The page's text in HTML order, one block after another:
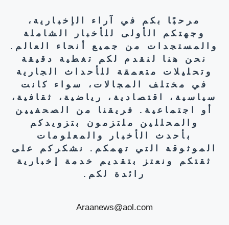
مرحبًا بكم في آراء الإخبارية،
وجهتكم الأولى للأخبار الشاملة
والمستجدات من جميع أنحاء العالم.
نحن هنا لنقدم لكم تغطية دقيقة
وتحليلات متعمقة للأحداث الجارية
في مختلف المجالات، سواء كانت
سياسية، اقتصادية، رياضية، ثقافية،
أو اجتماعية. فريقنا من الصحفيين
والمحللين ملتزمون بتزويدكم
بأحدث الأخبار والمعلومات
الموثوقة التي تهمكم. نشكركم على
ثقتكم ونعتز بتقديم خدمة إخبارية
رائدة لكم.
Araanews@aol.com